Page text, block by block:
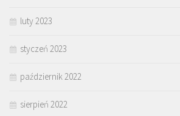
luty 2023
styczeń 2023
październik 2022
sierpień 2022